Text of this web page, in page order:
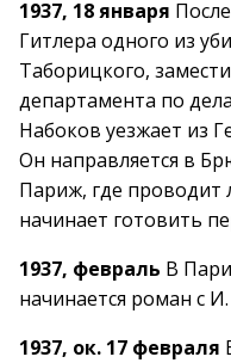
1937, 18 января
Гитлера одного из
Таборицкого,
департамента по
Набоков уезжает из
Он направляется в
Париж, где проводит
начинает готовить
1937, февраль В
начинается роман с
1937, ок. 17 февраля